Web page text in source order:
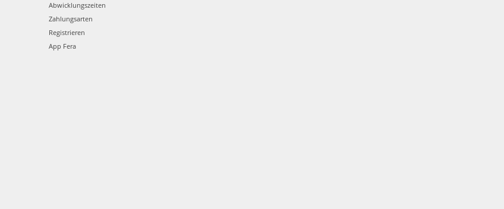
Abwicklungszeiten
Zahlungsarten
Registrieren
App Fera